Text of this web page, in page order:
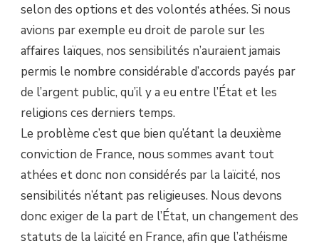
selon des options et des volontés athées. Si nous
avions par exemple eu droit de parole sur les
affaires laïques, nos sensibilités n’auraient jamais
permis le nombre considérable d’accords payés par
de l’argent public, qu’il y a eu entre l’État et les
religions ces derniers temps.
Le problème c’est que bien qu’étant la deuxième
conviction de France, nous sommes avant tout
athées et donc non considérés par la laïcité, nos
sensibilités n’étant pas religieuses. Nous devons
donc exiger de la part de l’État, un changement des
statuts de la laïcité en France, afin que l’athéisme